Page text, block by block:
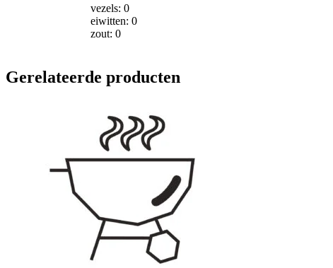
vezels: 0
eiwitten: 0
zout: 0
Gerelateerde producten